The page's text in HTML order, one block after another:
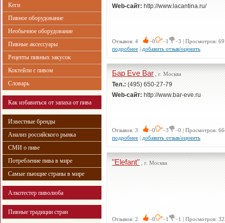
Кеги
Пивное оборудование
Необычное оборудование
Пивные аксессуары
Рецепты пивных закусок
Коктейли с пивом
Словарь
Как избавиться от запаха от пива
Известные бренды
Анализ российского рынка
СМИ о пиве
Потребление пива в мире
Самые пьющие страны в мире
Алкотестер пиволюба
Пивные традиции стран
Web-сайт: http://www.lacantina.ru/
Отзывов: 4 −0 −1
−3 | Просмотров:
подробнее | добавить отзыв/оценить
Бар Eve Bar, г. Москва
Тел.: (495) 650-27-79
Web-сайт: http://www.bar-eve.ru
Отзывов: 3 −0 −3
−0 | Просмотров:
подробнее | добавить отзыв/оценить
"Elefant", г. Москва
Отзывов: 2 −0 −1
−1 | Просмотров: